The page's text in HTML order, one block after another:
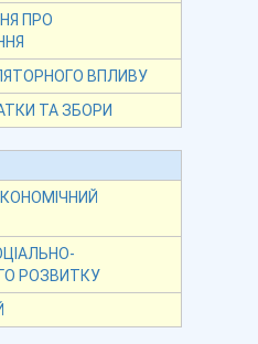
ПРО
ВПЛИВУ
ТА ЗБОРИ
РОЗВИТКУ